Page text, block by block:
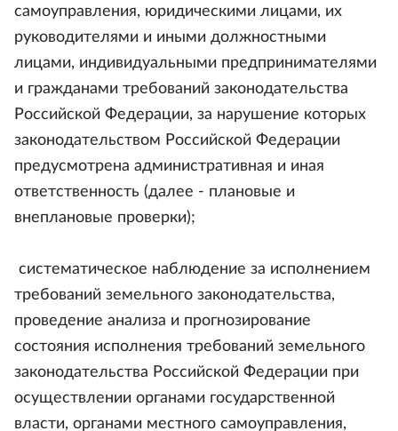
самоуправления, юридическими лицами, их
руководителями и иными должностными
лицами, индивидуальными предпринимателями
и гражданами требований законодательства
Российской Федерации, за нарушение которых
законодательством Российской Федерации
предусмотрена административная и иная
ответственность (далее - плановые и
внеплановые проверки);
систематическое наблюдение за исполнением
требований земельного законодательства,
проведение анализа и прогнозирование
состояния исполнения требований земельного
законодательства Российской Федерации при
осуществлении органами государственной
власти, органами местного самоуправления,